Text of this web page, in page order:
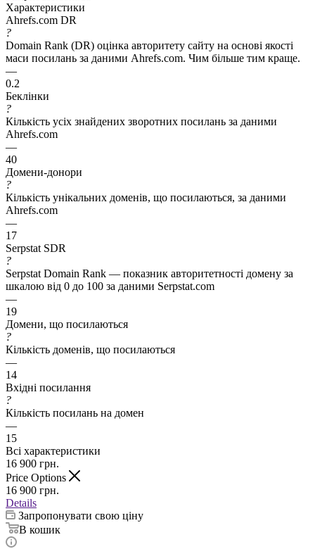
Характеристики
Ahrefs.com DR
?
Domain Rank (DR) оцінка авторитету сайту на основі якості
маси посилань за даними Ahrefs.com. Чим більше тим краще.
—
0.2
Беклінки
?
Кількість усіх знайдених зворотних посилань за даними
Ahrefs.com
—
40
Домени-донори
?
Кількість унікальних доменів, що посилаються, за даними
Ahrefs.com
—
17
Serpstat SDR
?
Serpstat Domain Rank — показник авторитетності домену за
шкалою від 0 до 100 за даними Serpstat.com
—
19
Домени, що посилаються
?
Кількість доменів, що посилаються
—
14
Вхідні посилання
?
Кількість посилань на домен
—
15
Всі характеристики
16 900 грн.
Price Options
16 900 грн.
Details
Запропонувати свою ціну
В кошик